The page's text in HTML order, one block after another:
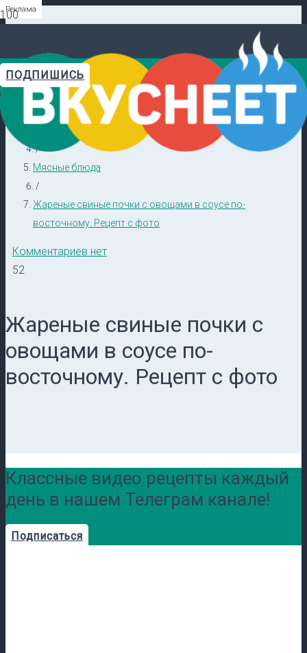
ПОДПИШИСЬ
Видеорецепты в ТГ →
Главная
/
На второе
/
Мясные блюда
/
Жареные свиные почки с овощами в соусе по-
восточному. Рецепт с фото
Комментариев нет
52
Жареные свиные почки с
овощами в соусе по-
восточному. Рецепт с фото
Классные видео рецепты каждый
день в нашем Телеграм канале!
Подписаться
Реклама
Реклама
Реклама
Реклама
Реклама
Реклама